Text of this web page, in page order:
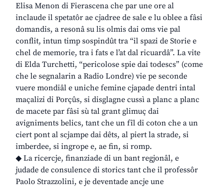
Elisa Menon di Fierascena che par une ore al
inclaude il spetatôr ae cjadree de sale e lu oblee a fâsi
domandis, a resonâ su lis olmis dai oms vie pal
conflit, intun timp sospindût tra “il spazi de Storie e
chel de memorie, tra i fats e l’at dal ricuardâ”. La vite
di Elda Turchetti, “pericolose spie dai todescs” (come
che le segnalarin a Radio Londre) vie pe seconde
vuere mondiâl e uniche femine cjapade dentri intal
maçalizi di Porçûs, si disglagne cussì a planc a planc
de macete par fâsi sù tal grant glimuç dai
avigniments belics, tant che un fîl di coton che a un
ciert pont al scjampe dai dêts, al piert la strade, si
imberdee, si ingrope e, ae fin, si romp.
◆ La ricercje, finanziade di un bant regjonâl, e
judade de consulence di storics tant che il professôr
Paolo Strazzolini, e je deventade ancje une